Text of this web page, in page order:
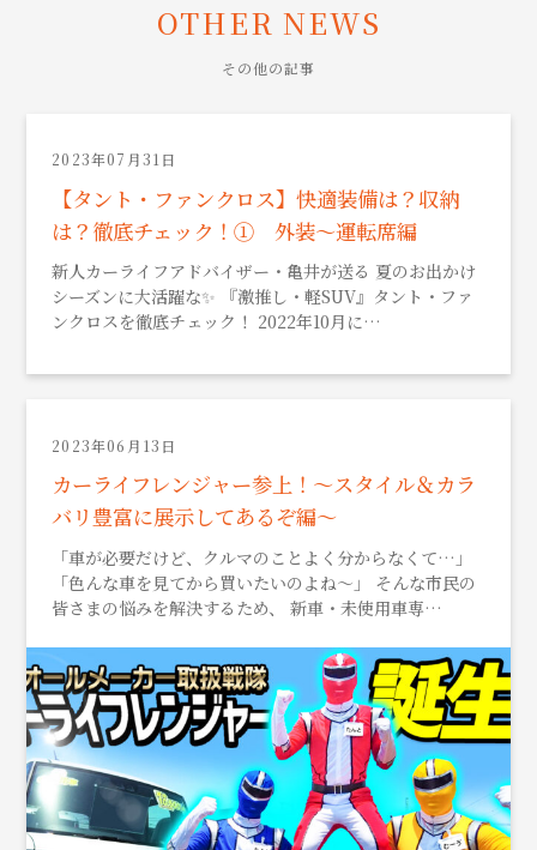
OTHER NEWS
その他の記事
2023年07月31日
【タント・ファンクロス】快適装備は？収納
は？徹底チェック！① 外装～運転席編
新人カーライフアドバイザー・亀井が送る 夏のお出かけ
シーズンに大活躍な✨ 『激推し・軽SUV』タント・ファ
ンクロスを徹底チェック！ 2022年10月に…
2023年06月13日
カーライフレンジャー参上！～スタイル＆カラ
バリ豊富に展示してあるぞ編～
「車が必要だけど、クルマのことよく分からなくて…」
「色んな車を見てから買いたいのよね～」 そんな市民の
皆さまの悩みを解決するため、 新車・未使用車専…